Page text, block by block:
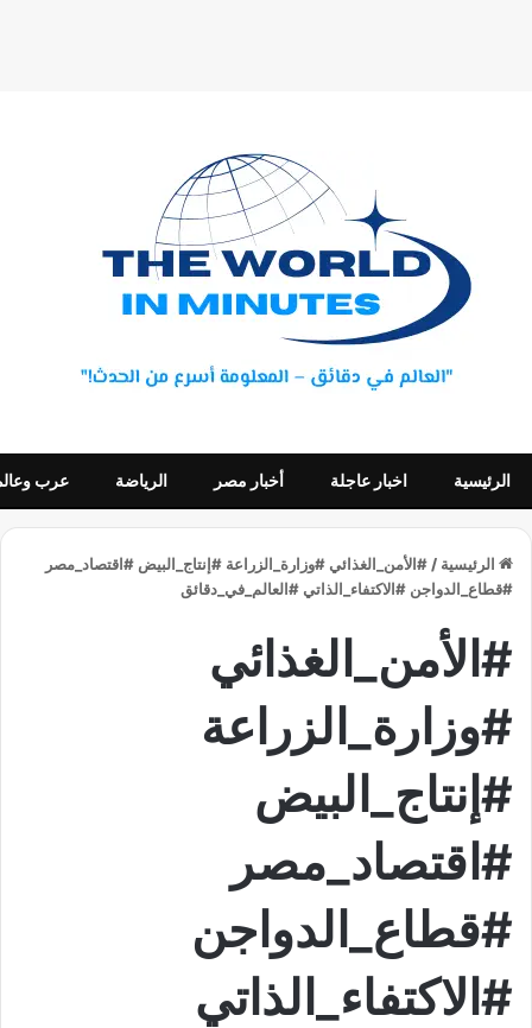
الرئيسية اخبار عاجلة أخبار مصر الرياضة عرب
الرئيسية / #الأمن_الغذائي #وزارة_الزراعة #إنتاج_البيض #اقتصاد_مصر
#قطاع_الدواجن #الاكتفاء_الذاتي #العالم_في_دقائق
#الأمن_الغذائي
#وزارة_الزراعة
#إنتاج_البيض
#اقتصاد_مصر
#قطاع_الدواجن
#الاكتفاء_الذاتي